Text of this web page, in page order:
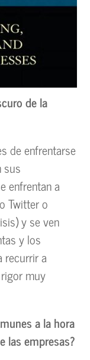
de la
de enfrentarse
sus
enfrentan a
Twitter o
y se ven
y los
recurrir a
muy
a la hora
las empresas?